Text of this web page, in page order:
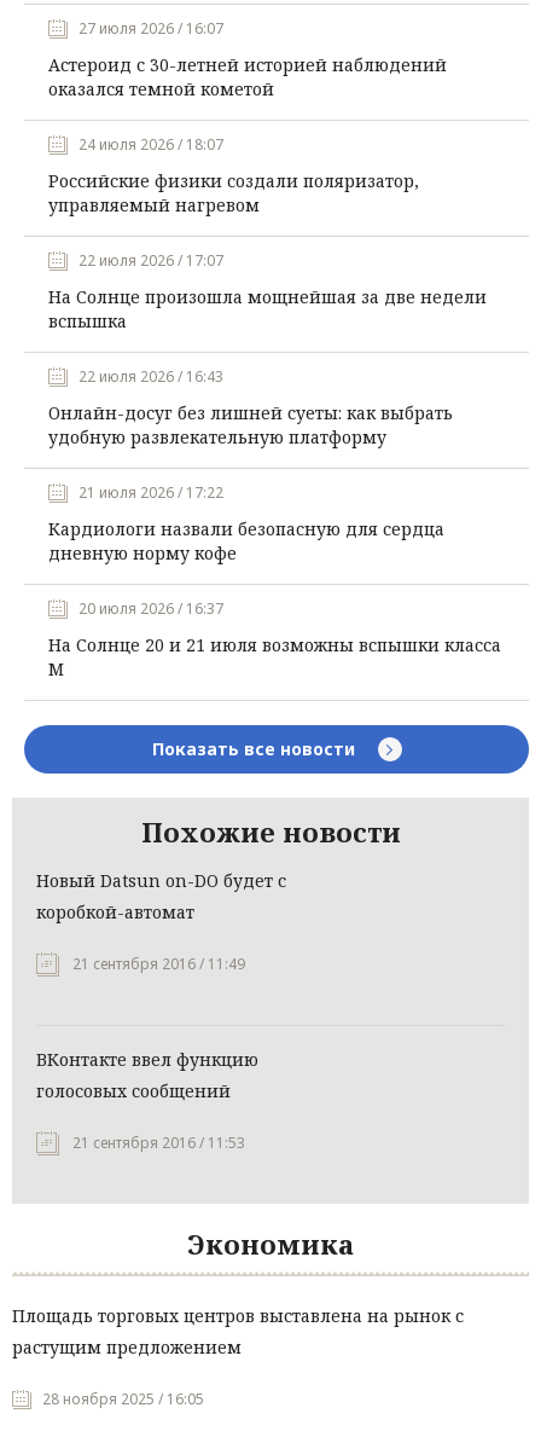
27 июля 2026 / 16:07
Астероид с 30-летней историей наблюдений
оказался темной кометой
24 июля 2026 / 18:07
Российские физики создали поляризатор,
управляемый нагревом
22 июля 2026 / 17:07
На Солнце произошла мощнейшая за две недели
вспышка
22 июля 2026 / 16:43
Онлайн-досуг без лишней суеты: как выбрать
удобную развлекательную платформу
21 июля 2026 / 17:22
Кардиологи назвали безопасную для сердца
дневную норму кофе
20 июля 2026 / 16:37
На Солнце 20 и 21 июля возможны вспышки класса
М
Показать все новости
Похожие новости
Новый Datsun on-DO будет с
коробкой-автомат
21 сентября 2016 / 11:49
ВКонтакте ввел функцию
голосовых сообщений
21 сентября 2016 / 11:53
Экономика
Площадь торговых центров выставлена на рынок с
растущим предложением
28 ноября 2025 / 16:05